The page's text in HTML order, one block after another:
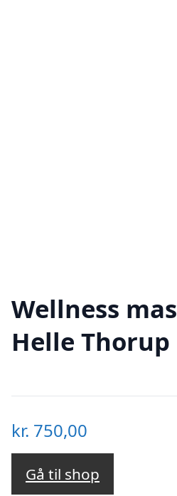
Wellness
Helle Thorup
kr. 750,00
Gå til shop